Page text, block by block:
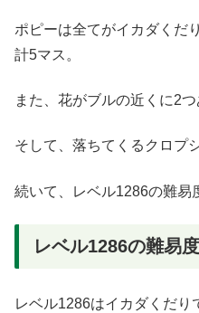
ポピーは全てがイカダくだ
計5マス。
また、花がブルの近くに2つ
そして、落ちてくるクロプ
続いて、レベル1286の難易
レベル1286の難易
レベル1286はイカダくだり